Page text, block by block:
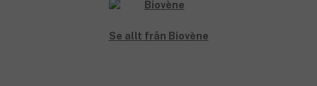
Se allt från Biovène